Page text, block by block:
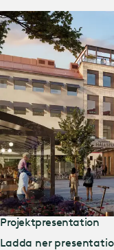
Projektpresentation
Ladda ner